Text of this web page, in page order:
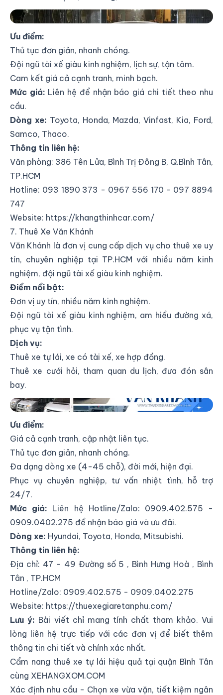
Khang Thịnh Car
Ưu điểm:
Thủ tục đơn giản, nhanh chóng.
Đội ngũ tài xế giàu kinh nghiệm, lịch sự, tận tâm.
Cam kết giá cả cạnh tranh, minh bạch.
Mức giá: Liên hệ để nhận báo giá chi tiết theo nhu
cầu.
Dòng xe: Toyota, Honda, Mazda, Vinfast, Kia, Ford,
Samco, Thaco.
Thông tin liên hệ:
Văn phòng: 386 Tên Lửa, Bình Trị Đông B, Q.Bình Tân,
TP.HCM
Hotline: 093 1890 373 - 0967 556 170 - 097 8894
747
Website: https://khangthinhcar.com/
7. Thuê Xe Văn Khánh
Văn Khánh là đơn vị cung cấp dịch vụ cho thuê xe uy
tín, chuyên nghiệp tại TP.HCM với nhiều năm kinh
nghiệm, đội ngũ tài xế giàu kinh nghiệm.
Điểm nổi bật:
Đơn vị uy tín, nhiều năm kinh nghiệm.
Đội ngũ tài xế giàu kinh nghiệm, am hiểu đường xá,
phục vụ tận tình.
Dịch vụ:
Thuê xe tự lái, xe có tài xế, xe hợp đồng.
Thuê xe cưới hỏi, tham quan du lịch, đưa đón sân
bay.
Thuê Xe Văn Khánh
Ưu điểm:
Giá cả cạnh tranh, cập nhật liên tục.
Thủ tục đơn giản, nhanh chóng.
Đa dạng dòng xe (4-45 chỗ), đời mới, hiện đại.
Phục vụ chuyên nghiệp, tư vấn nhiệt tình, hỗ trợ
24/7.
Mức giá: Liên hệ Hotline/Zalo: 0909.402.575 -
0909.0402.275 để nhận báo giá và ưu đãi.
Dòng xe: Hyundai, Toyota, Honda, Mitsubishi.
Thông tin liên hệ:
Địa chỉ: 47 - 49 Đường số 5 , Bình Hưng Hoà , Bình
Tân , TP.HCM
Hotline/Zalo: 0909.402.575 - 0909.0402.275
Website: https://thuexegiaretanphu.com/
Lưu ý: Bài viết chỉ mang tính chất tham khảo. Vui
lòng liên hệ trực tiếp với các đơn vị để biết thêm
thông tin chi tiết và chính xác nhất.
Cẩm nang thuê xe tự lái hiệu quả tại quận Bình Tân
cùng XEHANGXOM.COM
Xác định nhu cầu - Chọn xe vừa vặn, tiết kiệm ngân